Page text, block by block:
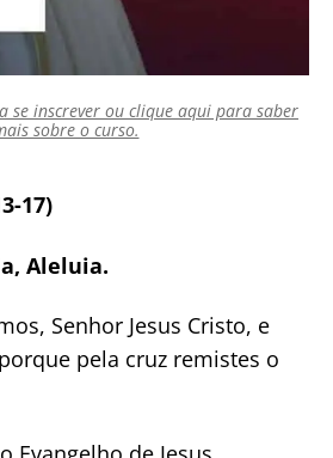
se inscrever ou clique aqui para saber
sobre o curso.
17)
Aleluia.
Senhor Jesus Cristo, e
pela cruz remistes o